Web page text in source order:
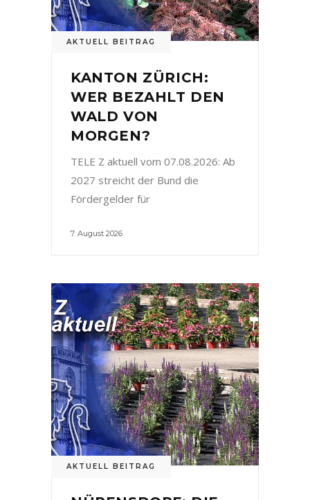
AKTUELL BEITRAG
KANTON ZÜRICH:
WER BEZAHLT DEN
WALD VON
MORGEN?
TELE Z aktuell vom 07.08.2026: Ab
2027 streicht der Bund die
Fördergelder für
7. August 2026
AKTUELL BEITRAG